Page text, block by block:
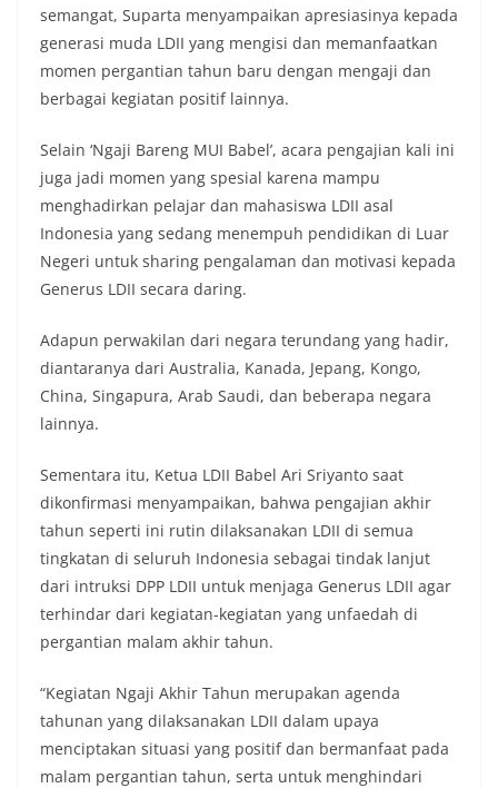
semangat, Suparta menyampaikan apresiasinya kepada
generasi muda LDII yang mengisi dan memanfaatkan
momen pergantian tahun baru dengan mengaji dan
berbagai kegiatan positif lainnya.
Selain ‘Ngaji Bareng MUI Babel’, acara pengajian kali ini
juga jadi momen yang spesial karena mampu
menghadirkan pelajar dan mahasiswa LDII asal
Indonesia yang sedang menempuh pendidikan di Luar
Negeri untuk sharing pengalaman dan motivasi kepada
Generus LDII secara daring.
Adapun perwakilan dari negara terundang yang hadir,
diantaranya dari Australia, Kanada, Jepang, Kongo,
China, Singapura, Arab Saudi, dan beberapa negara
lainnya.
Sementara itu, Ketua LDII Babel Ari Sriyanto saat
dikonfirmasi menyampaikan, bahwa pengajian akhir
tahun seperti ini rutin dilaksanakan LDII di semua
tingkatan di seluruh Indonesia sebagai tindak lanjut
dari intruksi DPP LDII untuk menjaga Generus LDII agar
terhindar dari kegiatan-kegiatan yang unfaedah di
pergantian malam akhir tahun.
“Kegiatan Ngaji Akhir Tahun merupakan agenda
tahunan yang dilaksanakan LDII dalam upaya
menciptakan situasi yang positif dan bermanfaat pada
malam pergantian tahun, serta untuk menghindari